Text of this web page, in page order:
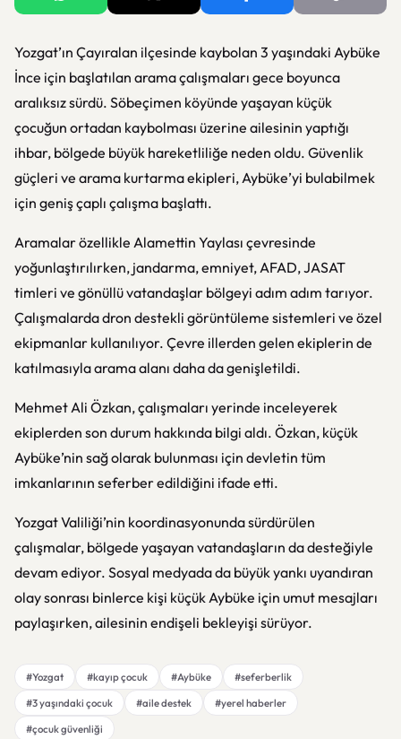
Yozgat’ın Çayıralan ilçesinde kaybolan 3 yaşındaki Aybüke
İnce için başlatılan arama çalışmaları gece boyunca
aralıksız sürdü. Söbeçimen köyünde yaşayan küçük
çocuğun ortadan kaybolması üzerine ailesinin yaptığı
ihbar, bölgede büyük hareketliliğe neden oldu. Güvenlik
güçleri ve arama kurtarma ekipleri, Aybüke’yi bulabilmek
için geniş çaplı çalışma başlattı.
Aramalar özellikle Alamettin Yaylası çevresinde
yoğunlaştırılırken, jandarma, emniyet, AFAD, JASAT
timleri ve gönüllü vatandaşlar bölgeyi adım adım tarıyor.
Çalışmalarda dron destekli görüntüleme sistemleri ve özel
ekipmanlar kullanılıyor. Çevre illerden gelen ekiplerin de
katılmasıyla arama alanı daha da genişletildi.
Mehmet Ali Özkan, çalışmaları yerinde inceleyerek
ekiplerden son durum hakkında bilgi aldı. Özkan, küçük
Aybüke’nin sağ olarak bulunması için devletin tüm
imkanlarının seferber edildiğini ifade etti.
Yozgat Valiliği’nin koordinasyonunda sürdürülen
çalışmalar, bölgede yaşayan vatandaşların da desteğiyle
devam ediyor. Sosyal medyada da büyük yankı uyandıran
olay sonrası binlerce kişi küçük Aybüke için umut mesajları
paylaşırken, ailesinin endişeli bekleyişi sürüyor.
#Yozgat #kayıp çocuk #Aybüke
#seferberlik
#3 yaşındaki çocuk
#aile destek
#yerel haberler
#çocuk güvenliği